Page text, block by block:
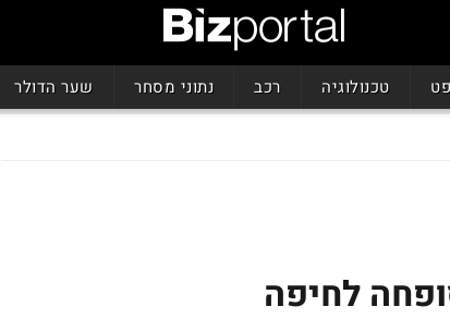
טכנולוגיה רכב נתוני מסחר שער הדולר
לחיפה